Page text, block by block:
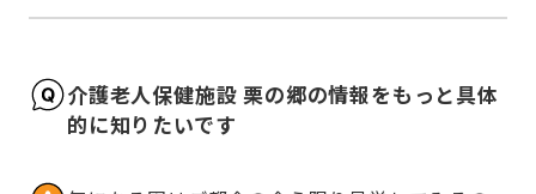
介護老人保健施設 栗の郷の情報をもっと具体
的に知りたいです